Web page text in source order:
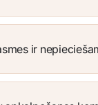
ir